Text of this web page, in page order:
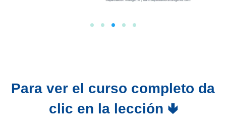
Para ver el curso completo da
clic en la lección 🢃